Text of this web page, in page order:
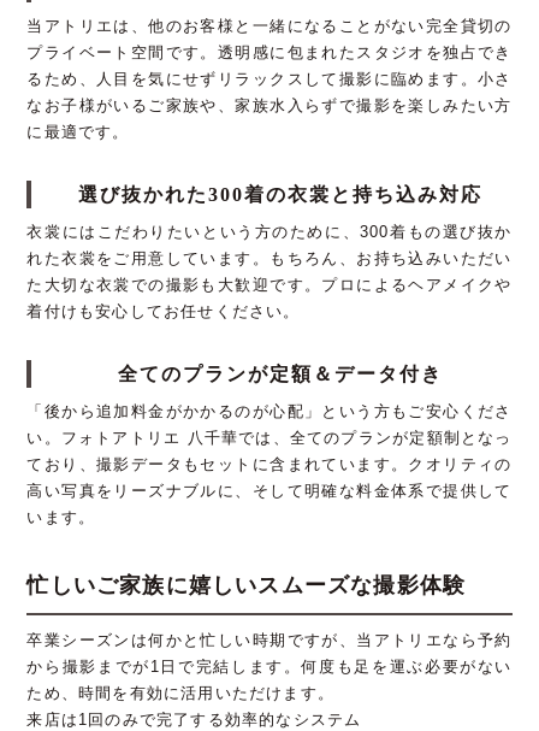
当アトリエは、他のお客様と一緒になることがない完全貸切の
プライベート空間です。透明感に包まれたスタジオを独占でき
るため、人目を気にせずリラックスして撮影に臨めます。小さ
なお子様がいるご家族や、家族水入らずで撮影を楽しみたい方
に最適です。
選び抜かれた300着の衣裳と持ち込み対応
衣裳にはこだわりたいという方のために、300着もの選び抜か
れた衣裳をご用意しています。もちろん、お持ち込みいただい
た大切な衣裳での撮影も大歓迎です。プロによるヘアメイクや
着付けも安心してお任せください。
全てのプランが定額＆データ付き
「後から追加料金がかかるのが心配」という方もご安心くださ
い。フォトアトリエ 八千華では、全てのプランが定額制となっ
ており、撮影データもセットに含まれています。クオリティの
高い写真をリーズナブルに、そして明確な料金体系で提供して
います。
忙しいご家族に嬉しいスムーズな撮影体験
卒業シーズンは何かと忙しい時期ですが、当アトリエなら予約
から撮影までが1日で完結します。何度も足を運ぶ必要がない
ため、時間を有効に活用いただけます。
来店は1回のみで完了する効率的なシステム